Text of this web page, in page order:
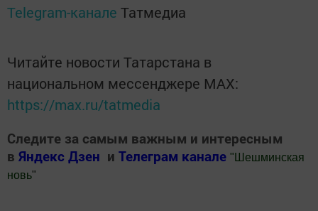
Telegram-канале Татмедиа
Читайте новости Татарстана в
национальном мессенджере MАХ:
https://max.ru/tatmedia
Следите за самым важным и интересным
в Яндекс Дзен и Телеграм канале " Шешминская
новь"